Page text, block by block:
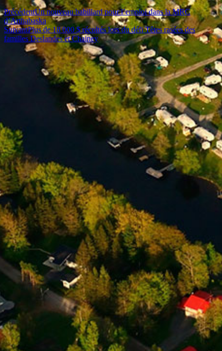
PrécédentUn nouveau babillard pour l’emploi dans la MRC
d’Arthabaska
SuivantPlus de 18 000 $ récoltés lors du défi Têtes rasées des
familles Deslandes et Chainey